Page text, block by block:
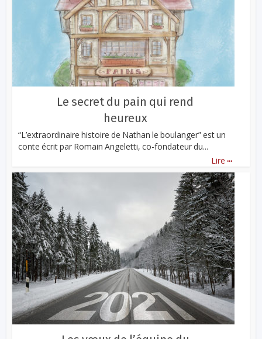
Le secret du pain qui rend
heureux
“L’extraordinaire histoire de Nathan le boulanger” est un
conte écrit par Romain Angeletti, co-fondateur du...
Lire ...